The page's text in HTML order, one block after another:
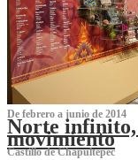
De febrero a junio de 2014
Norte infinito,
movimiento
Castillo de Chapultepec